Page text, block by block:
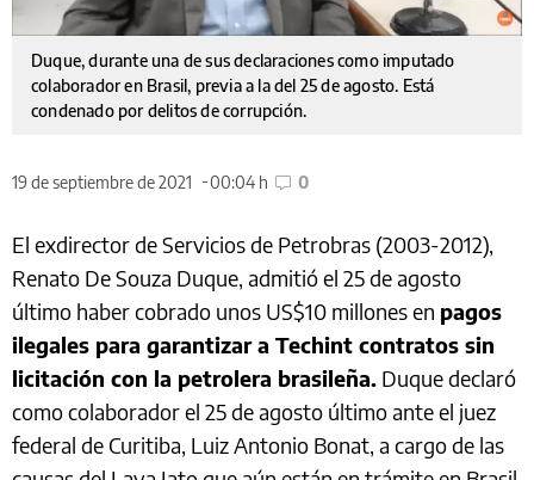
Duque, durante una de sus declaraciones como imputado
colaborador en Brasil, previa a la del 25 de agosto. Está
condenado por delitos de corrupción.
19 de septiembre de 2021 00:04 h 0
El exdirector de Servicios de Petrobras (2003-2012),
Renato De Souza Duque, admitió el 25 de agosto
último haber cobrado unos US$10 millones en pagos
ilegales para garantizar a Techint contratos sin
licitación con la petrolera brasileña. Duque declaró
como colaborador el 25 de agosto último ante el juez
federal de Curitiba, Luiz Antonio Bonat, a cargo de las